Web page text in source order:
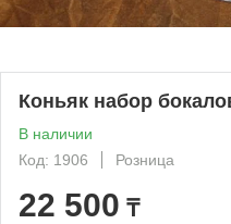
Коньяк набор
В наличии
Код: 1906
Розница
22 500 ₸